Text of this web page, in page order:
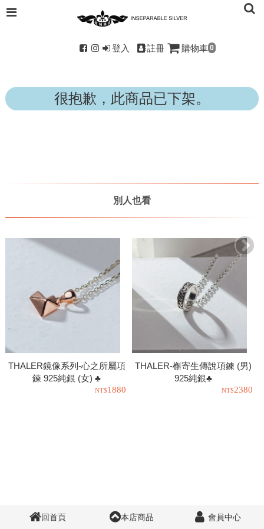
登入 註冊 購物車 0
很抱歉，此商品已下架。
別人也看
THALER鏡像系列-心之所屬項
鍊 925純銀 (女) ♣
1880
THALER-槲寄生傳說項鍊 (男)
925純銀♣
2380
回首頁 本店商品 會員中心